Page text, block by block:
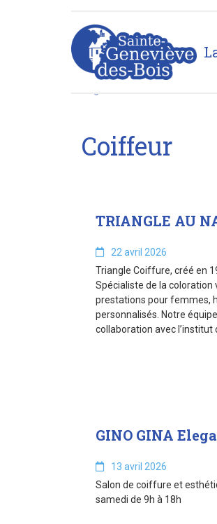
Coiffeur
TRIANGLE AU
22 avril 2026
Triangle Coiffure, créé en
Spécialiste de la coloration
prestations pour femmes,
personnalisés. Notre
collaboration avec l’institut
GINO GINA
13 avril 2026
Salon de coiffure et
samedi de 9h à 18h